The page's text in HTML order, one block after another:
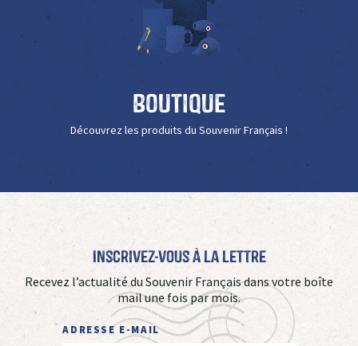
Boutique
Découvrez les produits du Souvenir Français !
Inscrivez-vous à La Lettre
Recevez l’actualité du Souvenir Français dans votre boîte
mail une fois par mois.
ADRESSE E-MAIL